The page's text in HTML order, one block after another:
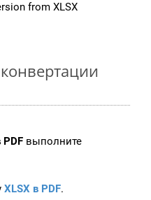
from XLSX
PDF выполните
XLSX в PDF.